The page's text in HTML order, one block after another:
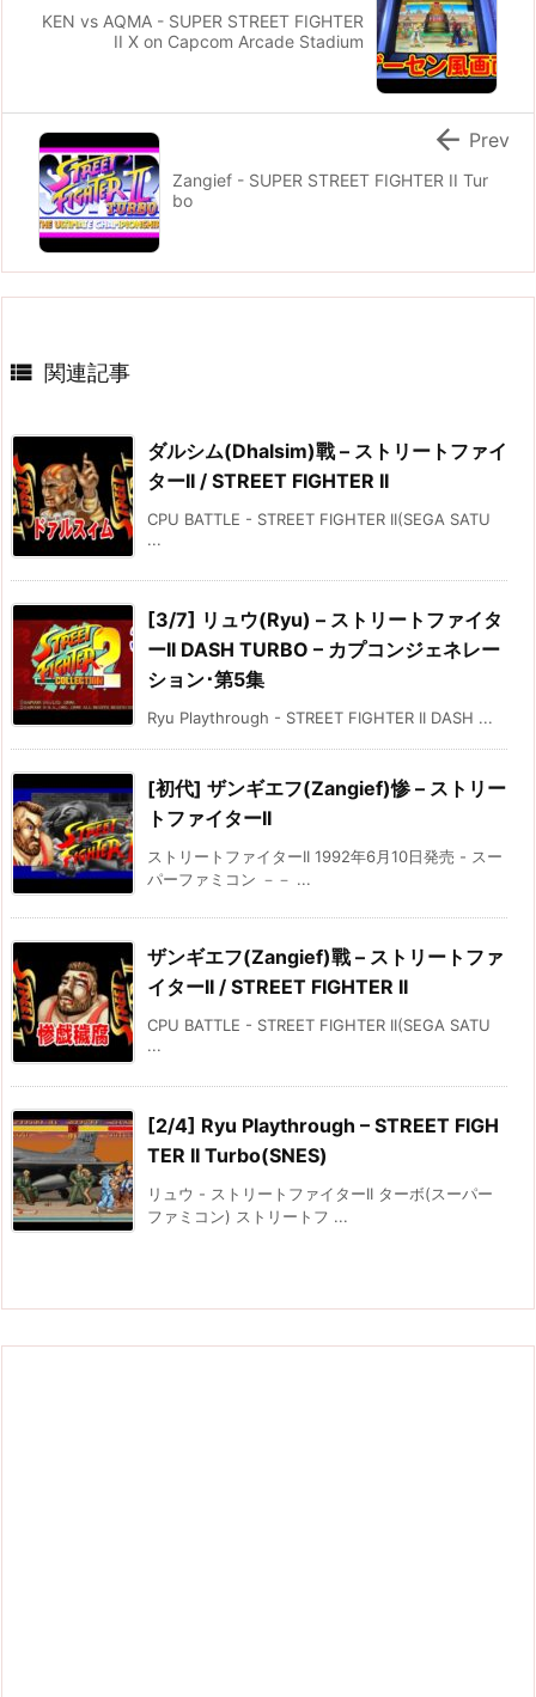
KEN vs AQMA - SUPER STREET FIGHTER
II X on Capcom Arcade Stadium
Zangief - SUPER STREET FIGHTER II Tur
bo
 Prev
 関連記事
ダルシム(Dhalsim)戰 – ストリートファイ
ターII / STREET FIGHTER II
CPU BATTLE - STREET FIGHTER II(SEGA SATU
...
[3/7] リュウ(Ryu) – ストリートファイタ
ーII DASH TURBO – カプコンジェネレー
ション･第5集
Ryu Playthrough - STREET FIGHTER II DASH ...
[初代] ザンギエフ(Zangief)惨 – ストリー
トファイターII
ストリートファイターII 1992年6月10日発売 - スー
パーファミコン －－ ...
ザンギエフ(Zangief)戰 – ストリートファ
イターII / STREET FIGHTER II
CPU BATTLE - STREET FIGHTER II(SEGA SATU
...
[2/4] Ryu Playthrough – STREET FIGH
TER II Turbo(SNES)
リュウ - ストリートファイターII ターボ(スーパー
ファミコン) ストリートフ ...